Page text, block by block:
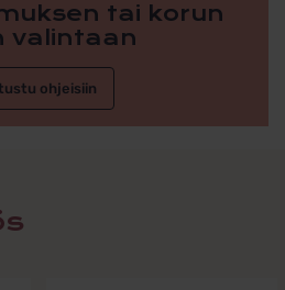
tai korun
valintaan
ohjeisiin